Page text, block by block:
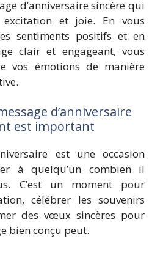
d’anniversaire sincère qui
excitation et joie. En vous
sentiments positifs et en
clair et engageant, vous
vos émotions de manière
d’anniversaire
est important
est une occasion
à quelqu’un combien il
C’est un moment pour
célébrer les souvenirs
des vœux sincères pour
bien conçu peut.